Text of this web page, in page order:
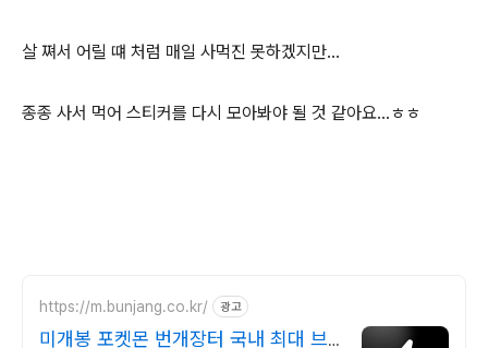
살 쪄서 어릴 떄 처럼 매일 사먹진 못하겠지만...
종종 사서 먹어 스티커를 다시 모아봐야 될 것 같아요...ㅎㅎ
https://m.bunjang.co.kr/ 광고
미개봉 포켓몬 번개장터 국내 최대 브